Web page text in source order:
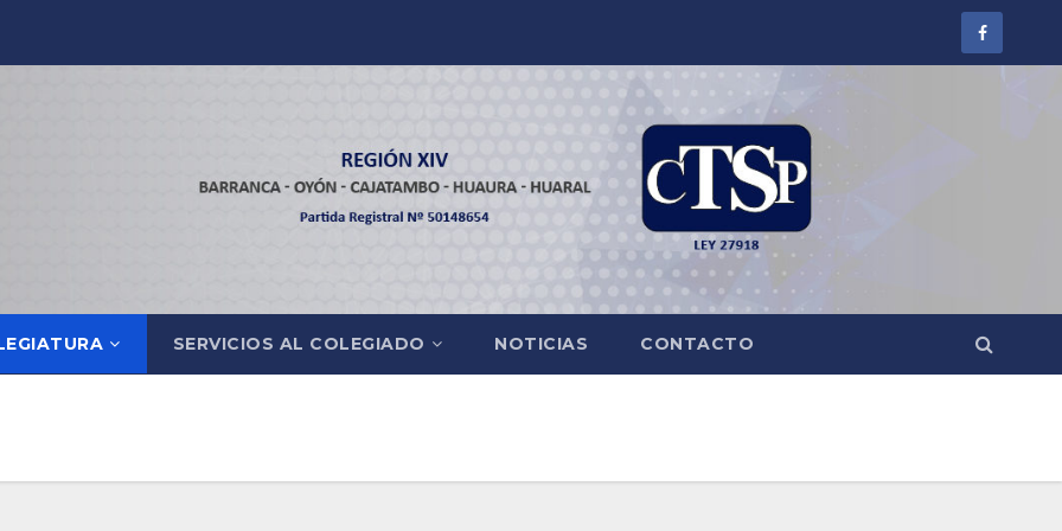
SERVICIOS AL COLEGIADO NOTICIAS CONTACTO